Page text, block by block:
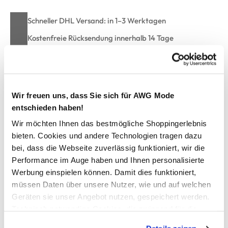
Wir freuen uns, dass Sie sich für AWG Mode
entschieden haben!
Wir möchten Ihnen das bestmögliche Shoppingerlebnis
bieten. Cookies und andere Technologien tragen dazu
bei, dass die Webseite zuverlässig funktioniert, wir die
Performance im Auge haben und Ihnen personalisierte
Werbung einspielen können. Damit dies funktioniert,
müssen Daten über unsere Nutzer, wie und auf welchen
Geräten sie unser Angebot nutzen, gespeichert werden.
Schneller DHL Versand: in 1–3 Werktagen
Kostenfreie Rücksendung innerhalb 14 Tage
Kostenlose Filiallieferung in Ihre Wunschfiliale
Zur Wunschliste hinzufügen
Herren Sweatshirt unifarben
bequemes Sweatshirt von Worker
runder Ausschnitt
lockere Bündchen als Abschluss
Innenseite weich angeraut